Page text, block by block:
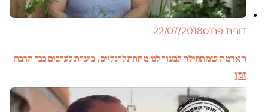
דורית פרנס22/07/2018
האדמה שמתחילה לבעור לנו מתחת לרגליים, בוערת לערבים כבר הרבה
זמן